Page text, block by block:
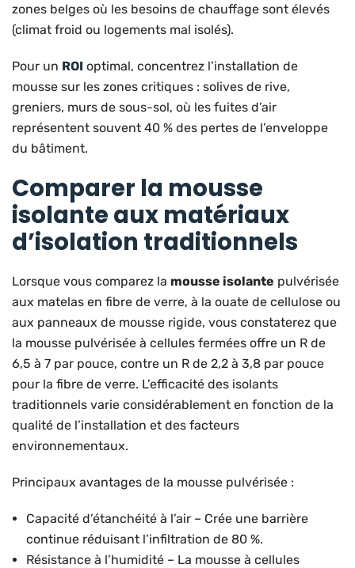
zones belges où les besoins de chauffage sont élevés
(climat froid ou logements mal isolés).
Pour un ROI optimal, concentrez l’installation de
mousse sur les zones critiques : solives de rive,
greniers, murs de sous-sol, où les fuites d’air
représentent souvent 40 % des pertes de l’enveloppe
du bâtiment.
Comparer la mousse
isolante aux matériaux
d’isolation traditionnels
Lorsque vous comparez la mousse isolante pulvérisée
aux matelas en fibre de verre, à la ouate de cellulose ou
aux panneaux de mousse rigide, vous constaterez que
la mousse pulvérisée à cellules fermées offre un R de
6,5 à 7 par pouce, contre un R de 2,2 à 3,8 par pouce
pour la fibre de verre. L’efficacité des isolants
traditionnels varie considérablement en fonction de la
qualité de l’installation et des facteurs
environnementaux.
Principaux avantages de la mousse pulvérisée :
Capacité d’étanchéité à l’air – Crée une barrière
continue réduisant l’infiltration de 80 %.
Résistance à l’humidité – La mousse à cellules